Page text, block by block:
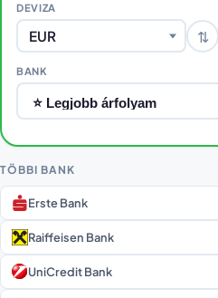
DEVIZA
EUR ⇅
BANK
TÖBBI BANK
Erste Bank
Raiffeisen Bank
UniCredit Bank